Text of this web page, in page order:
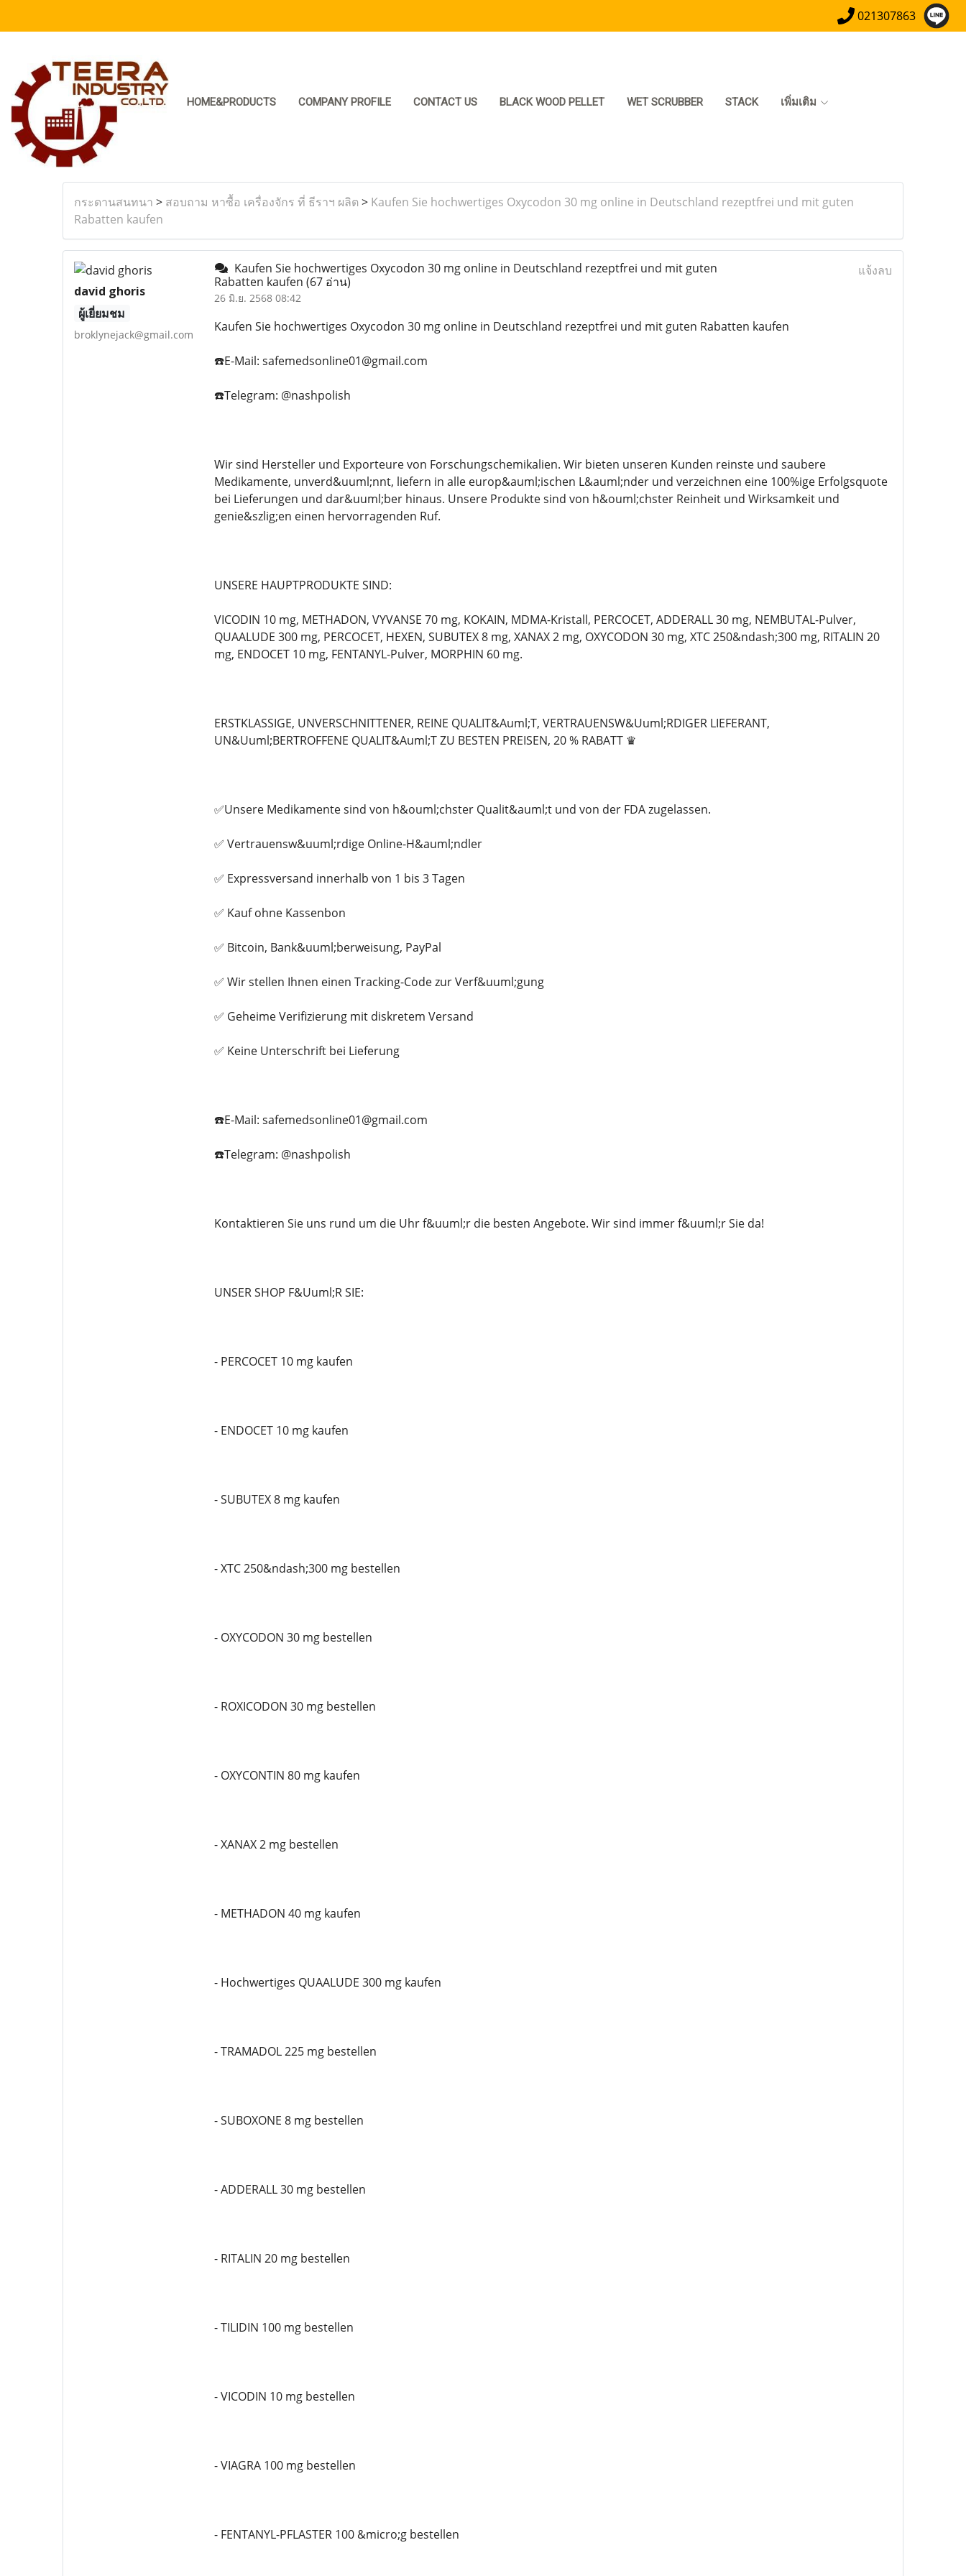
021307863
HOME&PRODUCTS COMPANY PROFILE CONTACT US BLACK WOOD PELLET WET SCRUBBER STACK เพิ่มเติม
กระดานสนทนา > สอบถาม หาซื้อ เครื่องจักร ที่ ธีราฯ ผลิต > Kaufen Sie hochwertiges Oxycodon 30 mg online in Deutschland rezeptfrei und mit guten
Rabatten kaufen
david ghoris
ผู้เยี่ยมชม
broklynejack@gmail.com
Kaufen Sie hochwertiges Oxycodon 30 mg online in Deutschland rezeptfrei und mit guten
Rabatten kaufen (67 อ่าน)
26 มิ.ย. 2568 08:42
แจ้งลบ
Kaufen Sie hochwertiges Oxycodon 30 mg online in Deutschland rezeptfrei und mit guten Rabatten kaufen
☎️E-Mail: safemedsonline01@gmail.com
☎️Telegram: @nashpolish
Wir sind Hersteller und Exporteure von Forschungschemikalien. Wir bieten unseren Kunden reinste und saubere
Medikamente, unverd&uuml;nnt, liefern in alle europ&auml;ischen L&auml;nder und verzeichnen eine 100%ige Erfolgsquote
bei Lieferungen und dar&uuml;ber hinaus. Unsere Produkte sind von h&ouml;chster Reinheit und Wirksamkeit und
genie&szlig;en einen hervorragenden Ruf.
UNSERE HAUPTPRODUKTE SIND:
VICODIN 10 mg, METHADON, VYVANSE 70 mg, KOKAIN, MDMA-Kristall, PERCOCET, ADDERALL 30 mg, NEMBUTAL-Pulver,
QUAALUDE 300 mg, PERCOCET, HEXEN, SUBUTEX 8 mg, XANAX 2 mg, OXYCODON 30 mg, XTC 250&ndash;300 mg, RITALIN 20
mg, ENDOCET 10 mg, FENTANYL-Pulver, MORPHIN 60 mg.
ERSTKLASSIGE, UNVERSCHNITTENER, REINE QUALIT&Auml;T, VERTRAUENSW&Uuml;RDIGER LIEFERANT,
UN&Uuml;BERTROFFENE QUALIT&Auml;T ZU BESTEN PREISEN, 20 % RABATT ♛
✅Unsere Medikamente sind von h&ouml;chster Qualit&auml;t und von der FDA zugelassen.
✅ Vertrauensw&uuml;rdige Online-H&auml;ndler
✅ Expressversand innerhalb von 1 bis 3 Tagen
✅ Kauf ohne Kassenbon
✅ Bitcoin, Bank&uuml;berweisung, PayPal
✅ Wir stellen Ihnen einen Tracking-Code zur Verf&uuml;gung
✅ Geheime Verifizierung mit diskretem Versand
✅ Keine Unterschrift bei Lieferung
☎️E-Mail: safemedsonline01@gmail.com
☎️Telegram: @nashpolish
Kontaktieren Sie uns rund um die Uhr f&uuml;r die besten Angebote. Wir sind immer f&uuml;r Sie da!
UNSER SHOP F&Uuml;R SIE:
- PERCOCET 10 mg kaufen
- ENDOCET 10 mg kaufen
- SUBUTEX 8 mg kaufen
- XTC 250&ndash;300 mg bestellen
- OXYCODON 30 mg bestellen
- ROXICODON 30 mg bestellen
- OXYCONTIN 80 mg kaufen
- XANAX 2 mg bestellen
- METHADON 40 mg kaufen
- Hochwertiges QUAALUDE 300 mg kaufen
- TRAMADOL 225 mg bestellen
- SUBOXONE 8 mg bestellen
- ADDERALL 30 mg bestellen
- RITALIN 20 mg bestellen
- TILIDIN 100 mg bestellen
- VICODIN 10 mg bestellen
- VIAGRA 100 mg bestellen
- FENTANYL-PFLASTER 100 &micro;g bestellen